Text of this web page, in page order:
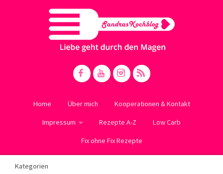
Home Über mich Kooperationen & Kontakt
Impressum Rezepte A-Z Low Carb
Fix ohne Fix Rezepte
Kategorien